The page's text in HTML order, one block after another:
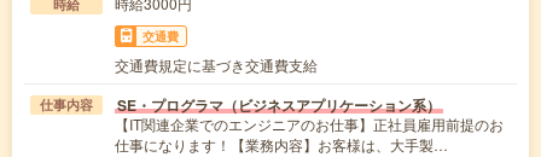
時給
交通費
交通費規定に基づき交通費支給
仕事内容 SE・プログラマ（ビジネスアプリケーション系）
【IT関連企業でのエンジニアのお仕事】正社員雇用前提のお
仕事になります！【業務内容】お客様は、大手製…